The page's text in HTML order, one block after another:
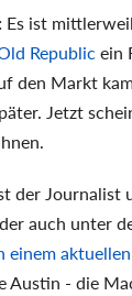
Es ist
Republic ein
den Markt
Jetzt
der Journalist
auch unter
einem
Austin - die